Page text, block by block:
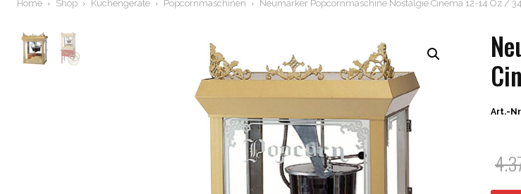
Home Shop Küchengeräte Popcornmaschinen Neumärker Popcornmaschine Nostalgie Cinema 12-14 Oz /
Art.-